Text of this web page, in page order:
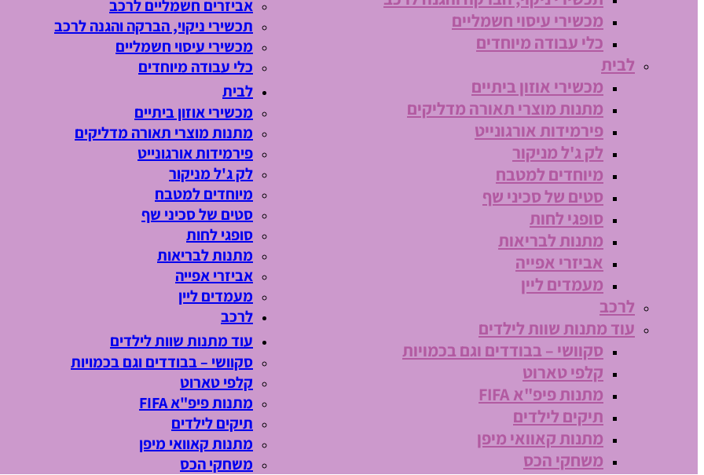
מכשירי עיסוי חשמליים
כלי עבודה מיוחדים
לבית
מכשירי אוזון ביתיים
מתנות מוצרי תאורה מדליקים
פירמידות אורגונייט
לק ג'ל מניקור
מיוחדים למטבח
סטים של סכיני שף
סופגי לחות
מתנות לבריאות
אביזרי אפייה
מעמדים ליין
לרכב
עוד מתנות שוות לילדים
סקוושי – בבודדים וגם בכמויות
קלפי טארוט
מתנות פיפ"א FIFA
תיקים לילדים
מתנות קאוואי מיפן
משחקי הכס
אביזרים חשמליים לרכב
תכשירי ניקוי, הברקה והגנה לרכב
מכשירי עיסוי חשמליים
כלי עבודה מיוחדים
לבית
מכשירי אוזון ביתיים
מתנות מוצרי תאורה מדליקים
פירמידות אורגונייט
לק ג'ל מניקור
מיוחדים למטבח
סטים של סכיני שף
סופגי לחות
מתנות לבריאות
אביזרי אפייה
מעמדים ליין
לרכב
עוד מתנות שוות לילדים
סקוושי – בבודדים וגם בכמויות
קלפי טארוט
מתנות פיפ"א FIFA
תיקים לילדים
מתנות קאוואי מיפן
משחקי הכס